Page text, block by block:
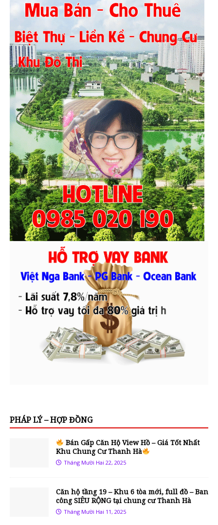
PHÁP LÝ – HỢP ĐỒNG
Bán Gấp Căn Hộ View Hồ – Giá Tốt Nhất
Khu Chung Cư Thanh Hà
Tháng Mười Hai 22, 2025
Căn hộ tầng 19 – Khu 6 tòa mới, full đồ – Ban
công SIÊU RỘNG tại chung cư Thanh Hà
Tháng Mười Hai 11, 2025